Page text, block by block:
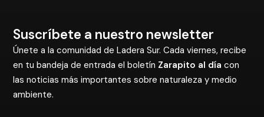
Suscríbete a nuestro newsletter
Únete a la comunidad de Ladera Sur. Cada viernes, recibe
en tu bandeja de entrada el boletín Zarapito al día con
las noticias más importantes sobre naturaleza y medio
ambiente.